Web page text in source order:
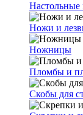
Настольные
Ножи и
Ножницы
Пломбы и
Скобы для